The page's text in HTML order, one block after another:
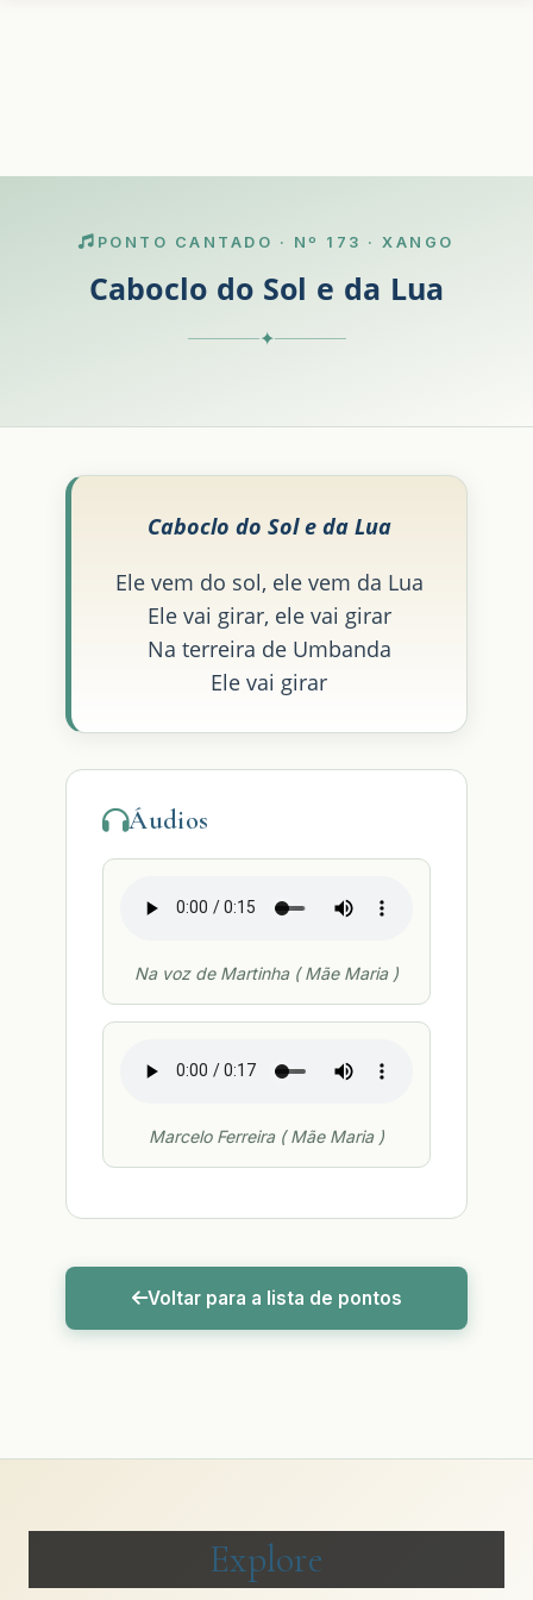
PONTO CANTADO · Nº 173 · XANGO
Caboclo do Sol e da Lua
✦
Caboclo do Sol e da Lua
Ele vem do sol, ele vem da Lua
Ele vai girar, ele vai girar
Na terreira de Umbanda
Ele vai girar
Áudios
Na voz de Martinha ( Mãe Maria )
Marcelo Ferreira ( Mãe Maria )
Voltar para a lista de pontos
Explore